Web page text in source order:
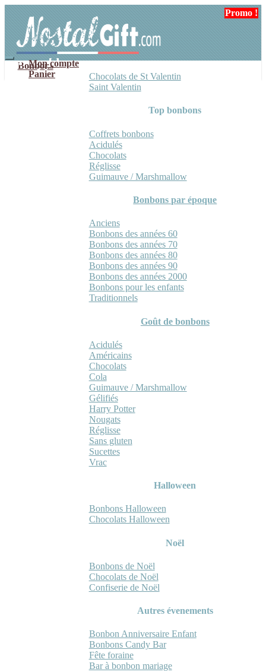
navigation
contenu
Mon compte
Panier
Bonbons
Chocolats de St Valentin
Saint Valentin
Top bonbons
Coffrets bonbons
Acidulés
Chocolats
Réglisse
Guimauve / Marshmallow
Bonbons par époque
Anciens
Bonbons des années 60
Bonbons des années 70
Bonbons des années 80
Bonbons des années 90
Bonbons des années 2000
Bonbons pour les enfants
Traditionnels
Goût de bonbons
Acidulés
Américains
Chocolats
Cola
Guimauve / Marshmallow
Gélifiés
Harry Potter
Nougats
Réglisse
Sans gluten
Sucettes
Vrac
Halloween
Bonbons Halloween
Chocolats Halloween
Noël
Bonbons de Noël
Chocolats de Noël
Confiserie de Noël
Autres évenements
Bonbon Anniversaire Enfant
Bonbons Candy Bar
Fête foraine
Bar à bonbon mariage
Promo !
Promo !